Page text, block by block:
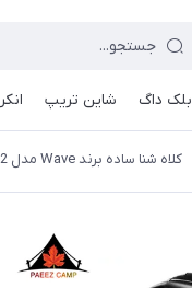
بلک داگ شاین تریپ انکر
کلاه شنا ساده برند Wave مدل SC4602